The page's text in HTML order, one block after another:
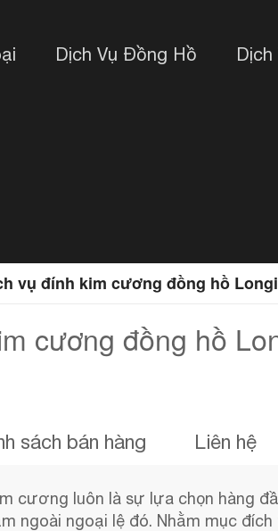
Dịch Vụ Đồng Hồ
vụ đính kim cương đồng hồ
cương đồng hồ
sách bán hàng Liên hệ
cương luôn là sự lựa chọn hàng
ngoài ngoại lệ đó. Nhằm mục